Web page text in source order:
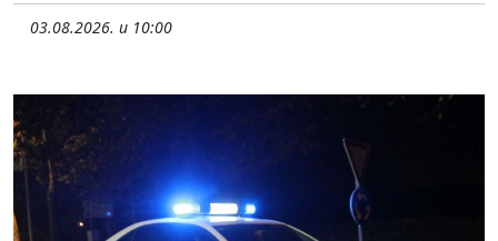
03.08.2026. u 10:00